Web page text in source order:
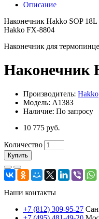
Описание
Наконечник Hakko SOP
Hakko FX-8804
Наконечник для
Наконечник
Производитель: Hakko
Модель: A1383
Наличие: По запросу
10 775 руб.
Количество
Купить
Наши контакты
+7 (812) 309-95-27